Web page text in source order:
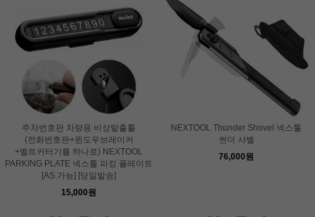
주차번호판 차량용 비상탈출툴
(전화번호판+윈도우브레이커
+벨트커터기를 하나로) NEXTOOL
PARKING PLATE 넥스툴 파킹 플레이트
[AS 가능] [당일발송]
15,000원
NEXTOOL Thunder Shovel 넥스툴
썬더 샤벨
76,000원